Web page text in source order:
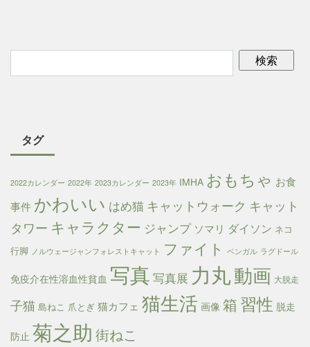
タグ
2022カレンダー 2022年 2023カレンダー 2023年 IMHA おもちゃ お食
事件 かわいい はめ猫 キャットウォーク キャット
タワー キャラクター ジャンプ ソマリ ダイソン ネコ
行脚 ノルウェージャンフォレストキャット ファイト ベンガル ラグドール
免疫介在性溶血性貧血 写真 写真展 力丸動画 大脱走
子猫 島ねこ 爪とぎ 猫カフェ 猫生活 画像 箱 習性 脱走
防止 菊之助 街ねこ